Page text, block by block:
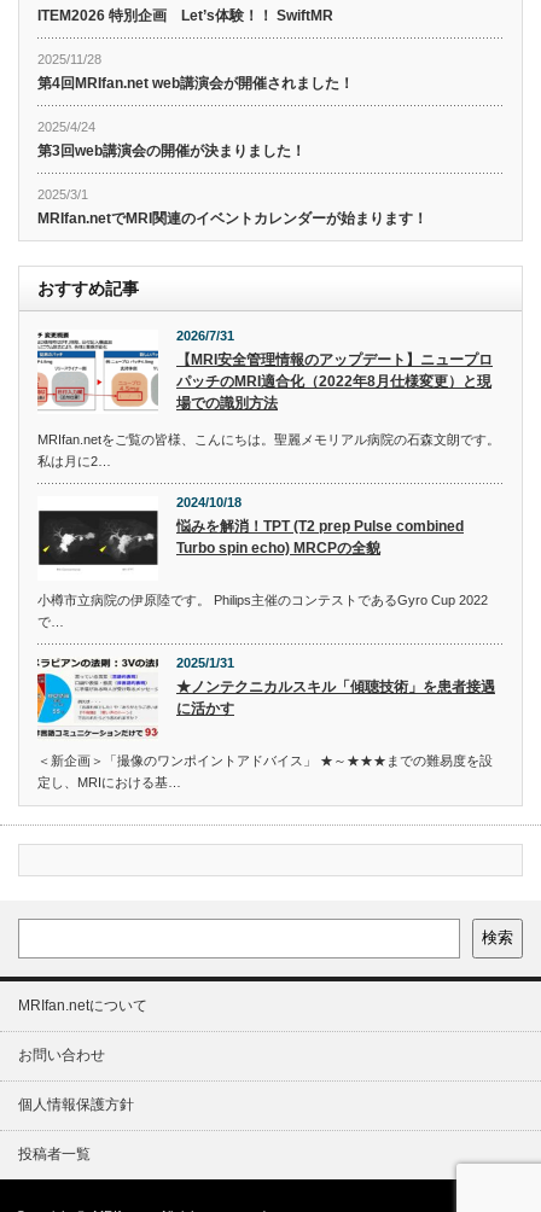
ITEM2026 特別企画 Let’s体験！！ SwiftMR
2025/11/28
第4回MRIfan.net web講演会が開催されました！
2025/4/24
第3回web講演会の開催が決まりました！
2025/3/1
MRIfan.netでMRI関連のイベントカレンダーが始まります！
おすすめ記事
2026/7/31
【MRI安全管理情報のアップデート】ニュープロ
パッチのMRI適合化（2022年8月仕様変更）と現
場での識別方法
MRIfan.netをご覧の皆様、こんにちは。聖麗メモリアル病院の石森文朗です。
私は月に2…
2024/10/18
悩みを解消！TPT (T2 prep Pulse combined
Turbo spin echo) MRCPの全貌
小樽市立病院の伊原陸です。 Philips主催のコンテストであるGyro Cup 2022
で…
2025/1/31
★ノンテクニカルスキル「傾聴技術」を患者接遇
に活かす
＜新企画＞「撮像のワンポイントアドバイス」 ★～★★★までの難易度を設
定し、MRIにおける基…
検索
MRIfan.netについて
お問い合わせ
個人情報保護方針
投稿者一覧